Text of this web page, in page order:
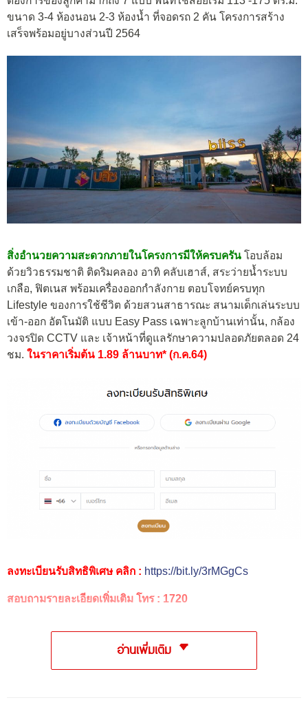
ขนาด 3-4 ห้องนอน 2-3 ห้องน้ำ ที่จอดรถ 2 คัน โครงการสร้าง
เสร็จพร้อมอยู่บางส่วนปี 2564
สิ่งอำนวยความสะดวกภายในโครงการมีให้ครบครัน โอบล้อม
ด้วยวิวธรรมชาติ ติดริมคลอง อาทิ คลับเฮาส์, สระว่ายน้ำระบบ
เกลือ, ฟิตเนส พร้อมเครื่องออกกำลังกาย ตอบโจทย์ครบทุก
Lifestyle ของการใช้ชีวิต ด้วยสวนสาธารณะ สนามเด็กเล่นระบบ
เข้า-ออก อัตโนมัติ แบบ Easy Pass เฉพาะลูกบ้านเท่านั้น, กล้อง
วงจรปิด CCTV และ เจ้าหน้าที่ดูแลรักษาความปลอดภัยตลอด 24
ชม. ในราคาเริ่มต้น 1.89 ล้านบาท* (ก.ค.64)
ลงทะเบียนรับสิทธิพิเศษ คลิก : https://bit.ly/3rMGgCs
สอบถามรายละเอียดเพิ่มเติม โทร : 1720
อ่านเพิ่มเติม